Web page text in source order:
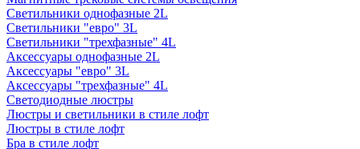
Светильники однофазные 2L
Светильники "евро" 3L
Светильники "трехфазные" 4L
Аксессуары однофазные 2L
Аксессуары "евро" 3L
Аксессуары "трехфазные" 4L
Светодиодные люстры
Люстры и светильники в стиле лофт
Люстры в стиле лофт
Бра в стиле лофт